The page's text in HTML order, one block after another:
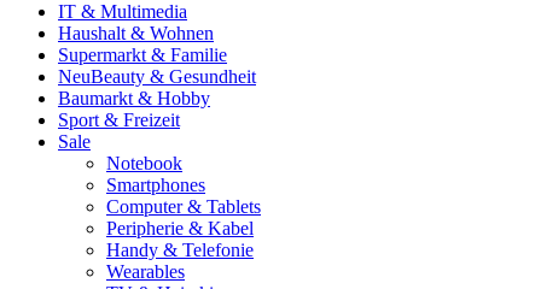
IT & Multimedia
Haushalt & Wohnen
Supermarkt & Familie
NeuBeauty & Gesundheit
Baumarkt & Hobby
Sport & Freizeit
Sale
Notebook
Smartphones
Computer & Tablets
Peripherie & Kabel
Handy & Telefonie
Wearables